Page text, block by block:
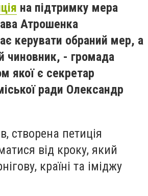
на підтримку мера
Атрошенка
керувати обраний мер, а
чиновник, - громада
якої є секретар
ради Олександр
створена петиція
від кроку, який
країні та іміджу